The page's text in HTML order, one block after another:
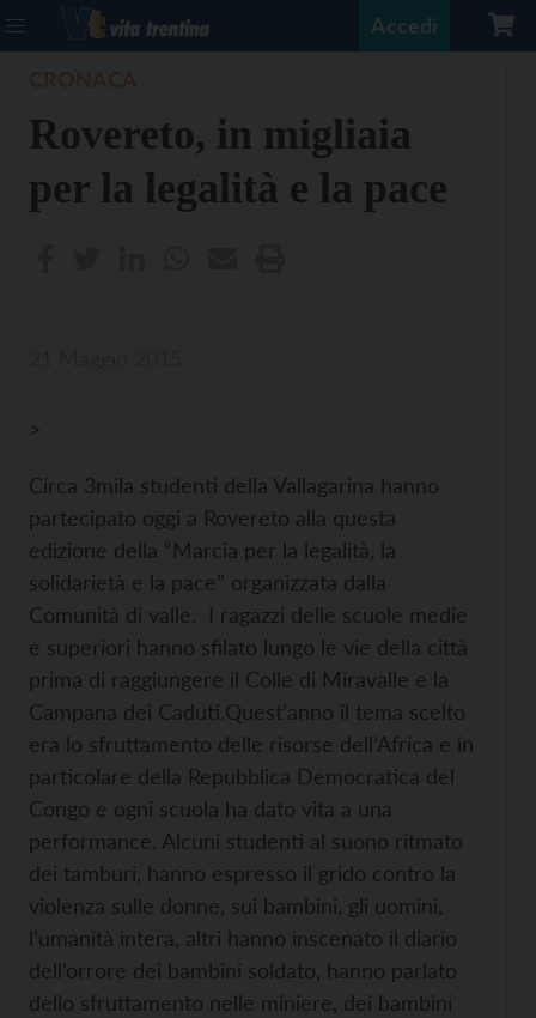
Accedi
Rovereto, in migliaia
per la legalità e la pace
>
Circa 3mila studenti della Vallagarina hanno
partecipato oggi a Rovereto alla questa
edizione della “Marcia per la legalità, la
solidarietà e la pace” organizzata dalla
Comunità di valle. I ragazzi delle scuole medie
e superiori hanno sfilato lungo le vie della città
prima di raggiungere il Colle di Miravalle e la
Campana dei Caduti.Quest’anno il tema scelto
era lo sfruttamento delle risorse dell’Africa e in
particolare della Repubblica Democratica del
Congo e ogni scuola ha dato vita a una
performance. Alcuni studenti al suono ritmato
dei tamburi, hanno espresso il grido contro la
violenza sulle donne, sui bambini, gli uomini,
l’umanità intera, altri hanno inscenato il diario
dell’orrore dei bambini soldato, hanno parlato
dello sfruttamento nelle miniere, dei bambini